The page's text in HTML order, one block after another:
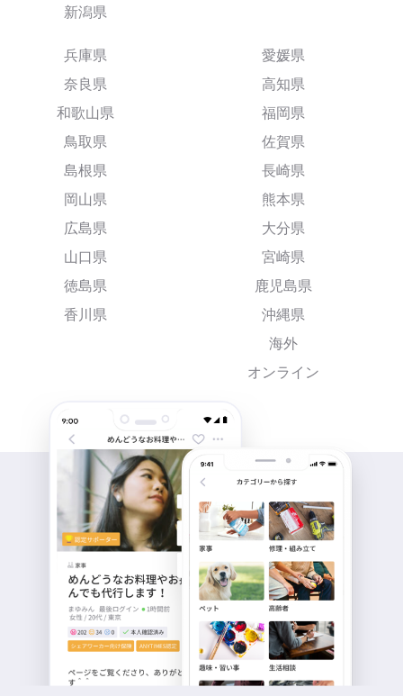
新潟県
兵庫県
奈良県
和歌山県
鳥取県
島根県
岡山県
広島県
山口県
徳島県
香川県
愛媛県
高知県
福岡県
佐賀県
長崎県
熊本県
大分県
宮崎県
鹿児島県
沖縄県
海外
オンライン